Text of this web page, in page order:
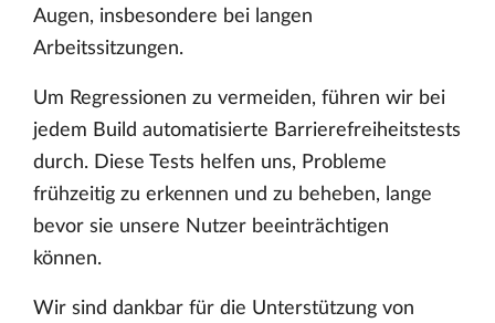
Augen, insbesondere bei langen
Arbeitssitzungen.
Um Regressionen zu vermeiden, führen wir bei
jedem Build automatisierte Barrierefreiheitstests
durch. Diese Tests helfen uns, Probleme
frühzeitig zu erkennen und zu beheben, lange
bevor sie unsere Nutzer beeinträchtigen
können.
Wir sind dankbar für die Unterstützung von